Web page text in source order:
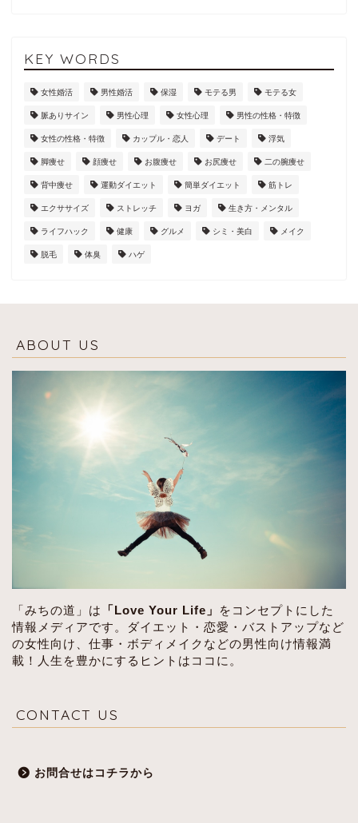
KEY WORDS
女性婚活 男性婚活 保湿 モテる男 モテる女
脈ありサイン 男性心理 女性心理 男性の性格・特徴
女性の性格・特徴 カップル・恋人 デート 浮気
脚痩せ 顔痩せ お腹痩せ お尻痩せ 二の腕痩せ
背中痩せ 運動ダイエット 簡単ダイエット 筋トレ
エクササイズ ストレッチ ヨガ 生き方・メンタル
ライフハック 健康 グルメ シミ・美白 メイク
脱毛 体臭 ハゲ
ABOUT US
「みちの道」は 「Love Your Life」
をコンセプトにした
情報メディアです。ダイエット・恋愛・バストアップなど
の女性向け、仕事・ボディメイクなどの男性向け情報満
載！人生を豊かにするヒントはココに。
CONTACT US
お問合せはコチラから